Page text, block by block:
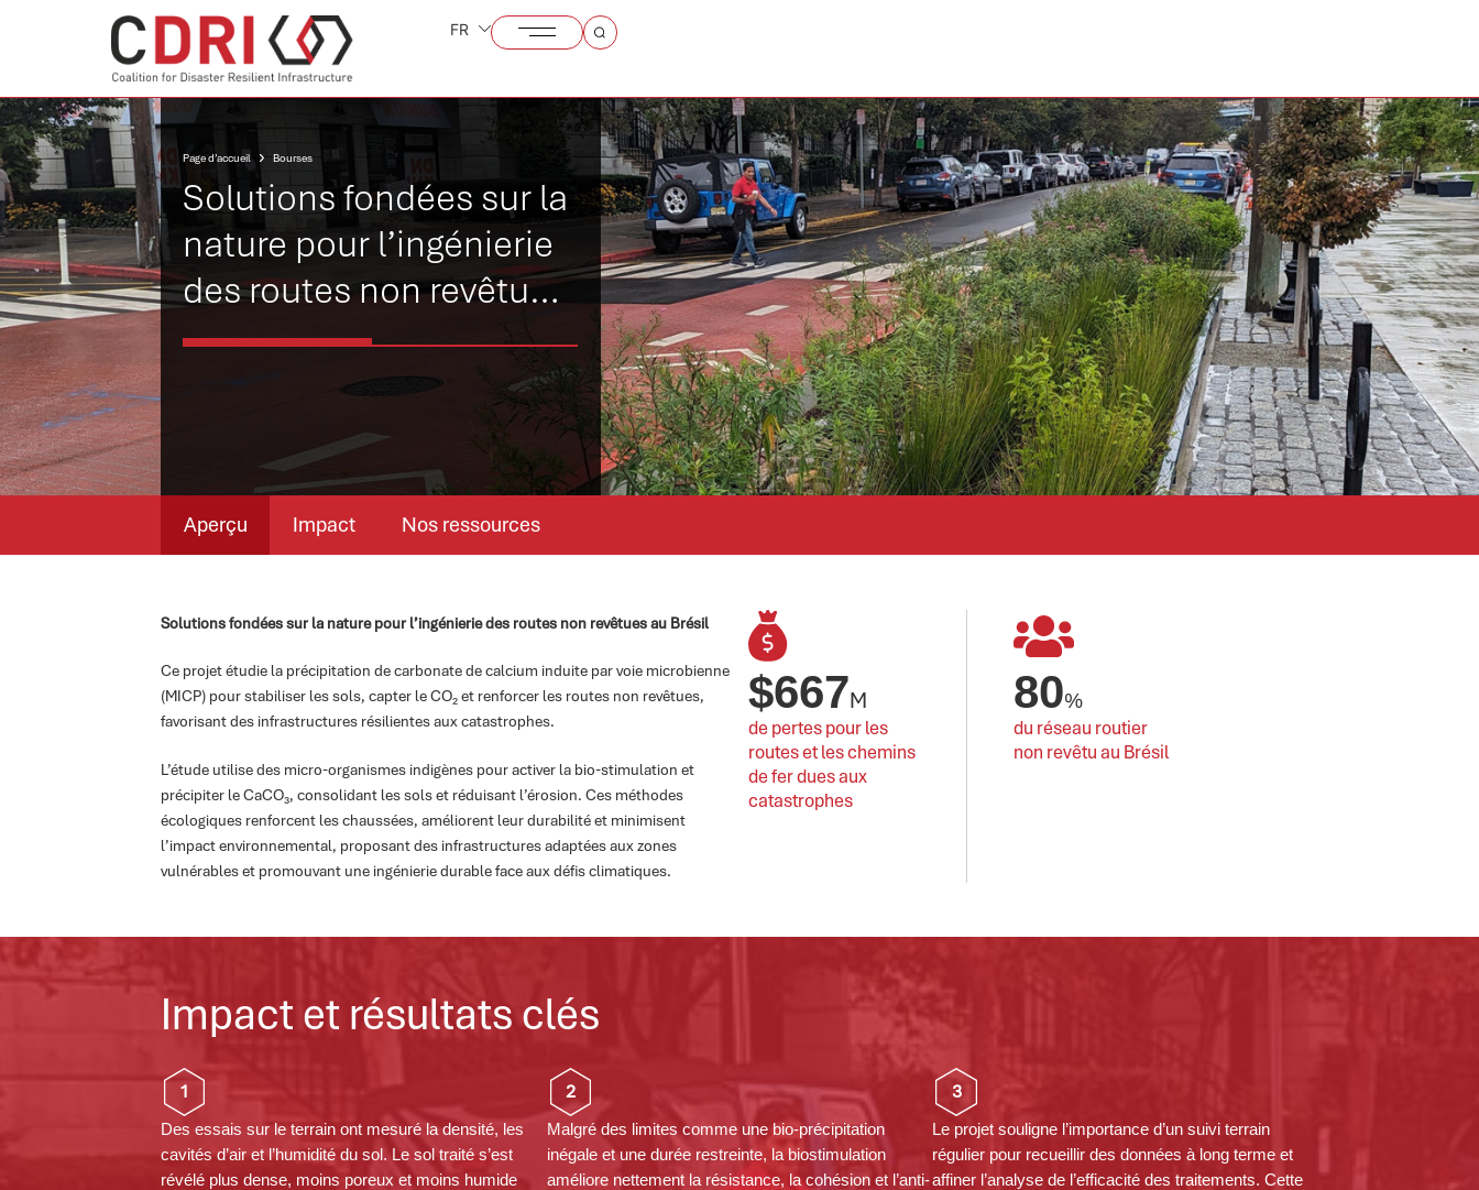
FR
Page d’accueil Bourses
Solutions fondées sur la
nature pour l’ingénierie
des routes non revêtues
au Brésil
Aperçu Impact Nos ressources
Solutions fondées sur la nature pour l’ingénierie des routes non revêtues au Brésil
Ce projet étudie la précipitation de carbonate de calcium induite par voie microbienne
(MICP) pour stabiliser les sols, capter le CO₂ et renforcer les routes non revêtues,
favorisant des infrastructures résilientes aux catastrophes.
L’étude utilise des micro-organismes indigènes pour activer la bio-stimulation et
précipiter le CaCO₃, consolidant les sols et réduisant l’érosion. Ces méthodes
écologiques renforcent les chaussées, améliorent leur durabilité et minimisent
l’impact environnemental, proposant des infrastructures adaptées aux zones
vulnérables et promouvant une ingénierie durable face aux défis climatiques.
de pertes pour les
routes et les chemins
de fer dues aux
catastrophes
$667M
du réseau routier
non revêtu au Brésil
80%
Impact et résultats clés
1
Des essais sur le terrain ont mesuré la densité, les
cavités d’air et l’humidité du sol. Le sol traité s’est
révélé plus dense, moins poreux et moins humide
2
Malgré des limites comme une bio-précipitation
inégale et une durée restreinte, la biostimulation
améliore nettement la résistance, la cohésion et l’anti-
3
Le projet souligne l’importance d’un suivi terrain
régulier pour recueillir des données à long terme et
affiner l’analyse de l’efficacité des traitements. Cette